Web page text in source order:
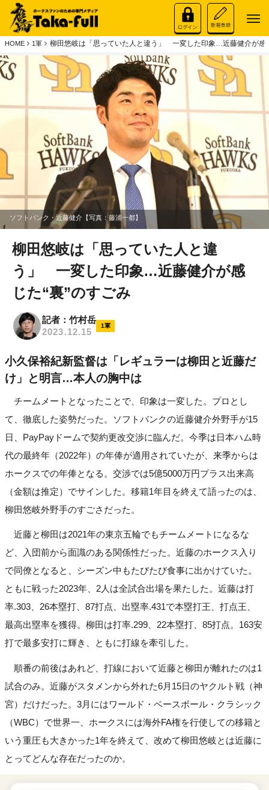
HOME 1軍 柳田悠岐は「思っていた人と違う」 一変した印象…近藤健介が感
ソフトバンク・近藤健介【写真：藤浦一都】
柳田悠岐は「思っていた人と違
う」 一変した印象…近藤健介が感
じた“裏”のすごみ
記者：竹村岳
2023.12.15
1軍
小久保裕紀新監督は「レギュラーは柳田と近藤だ
け」と明言…本人の胸中は
チームメートとなったことで、印象は一変した。プロとし
て、徹底した姿勢だった。ソフトバンクの近藤健介外野手が15
日、PayPayドームで契約更改交渉に臨んだ。今季は日本ハム時
代の最終年（2022年）の年俸が適用されていたが、来季からは
ホークスでの年俸となる。交渉では5億5000万円プラス出来高
（金額は推定）でサインした。移籍1年目を終えて語ったのは、
柳田悠岐外野手のすごさだった。
近藤と柳田は2021年の東京五輪でもチームメートになるな
ど、入団前から面識のある関係性だった。近藤のホークス入り
で同僚となると、シーズン中もたびたび食事に出かけていた。
ともに戦った2023年、2人は全試合出場を果たした。近藤は打
率.303、26本塁打、87打点、出塁率.431で本塁打王、打点王、
最高出塁率を獲得。柳田は打率.299、22本塁打、85打点。163安
打で最多安打に輝き、ともに打線を牽引した。
順番の前後はあれど、打線において近藤と柳田が離れたのは1
試合のみ。近藤がスタメンから外れた6月15日のヤクルト戦（神
宮）だけだった。3月にはワールド・ベースボール・クラシック
（WBC）で世界一、ホークスには海外FA権を行使しての移籍と
いう重圧も大きかった1年を終えて、改めて柳田悠岐とは近藤に
とってどんな存在だったのか。